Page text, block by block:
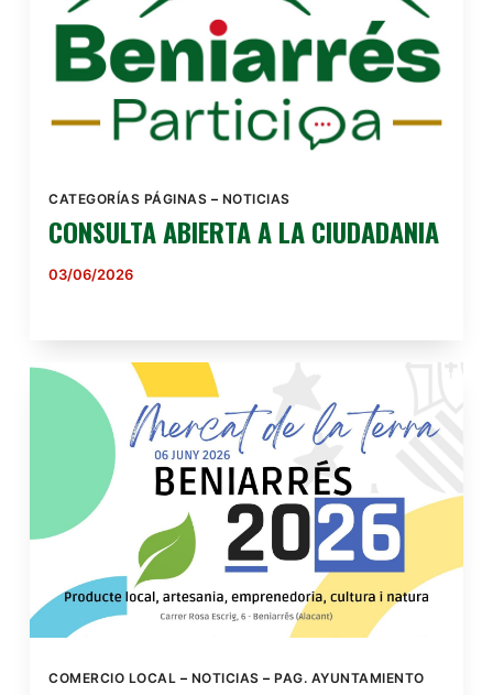
CATEGORÍAS PÁGINAS – NOTICIAS
CONSULTA ABIERTA A LA CIUDADANIA
03/06/2026
COMERCIO LOCAL – NOTICIAS – PAG. AYUNTAMIENTO